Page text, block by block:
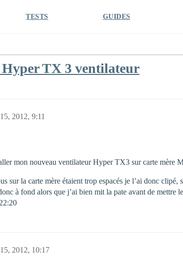
TESTS GUIDES
TX 3 ventilateur
2012, 9:11
mon nouveau ventilateur Hyper TX3 sur carte mère
sur la carte mère étaient trop espacés je l’ai donc
à fond alors que j’ai bien mit la pate avant de
2012, 10:17